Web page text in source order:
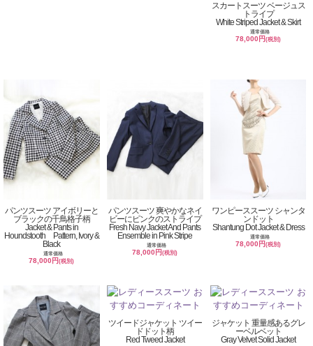
スカートスーツ ベージュス
トライプ
White Striped Jacket & Skirt
通常価格
78,000円(税別)
パンツスーツ アイボリーと
ブラックの千鳥格子柄
Jacket & Pants in
Houndstooth Pattern, Ivory &
Black
通常価格
78,000円(税別)
パンツスーツ 爽やかなネイ
ビーにピンクのストライプ
Fresh Navy Jacket And Pants
Ensemble in Pink Stripe
通常価格
78,000円(税別)
ワンピーススーツ シャンタ
ンドット
Shantung Dot Jacket & Dress
通常価格
78,000円(税別)
ツイードジャケット ツイー
ドドット柄
Red Tweed Jacket
ジャケット 重量感あるグレ
ーベルベット
Gray Velvet Solid Jacket